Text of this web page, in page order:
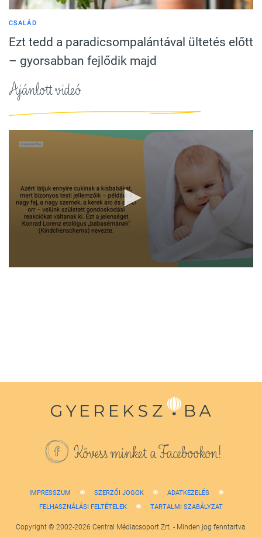
CSALÁD
Ezt tedd a paradicsompalántával ültetés előtt
– gyorsabban fejlődik majd
Ajánlott videó
Kövess minket a Facebookon!
IMPRESSZUM SZERZŐI JOGOK
ADATKEZELÉS
FELHASZNÁLÁSI FELTÉTELEK
TARTALMI SZABÁLYZAT
Copyright © 2002-2026 Central Médiacsoport Zrt. - Minden jog fenntartva.